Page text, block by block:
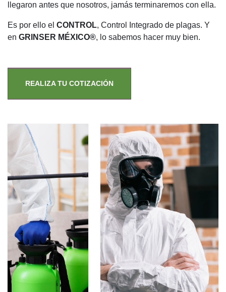
llegaron antes que nosotros, jamás terminaremos con ella.
Es por ello el CONTROL, Control Integrado de plagas. Y
en GRINSER MÉXICO®, lo sabemos hacer muy bien.
REALIZA TU COTIZACIÓN